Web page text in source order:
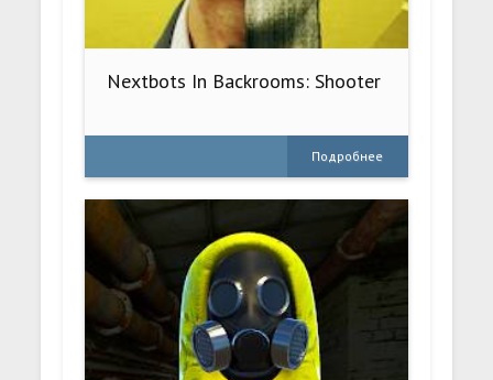
Nextbots In Backrooms: Shooter
Подробнее